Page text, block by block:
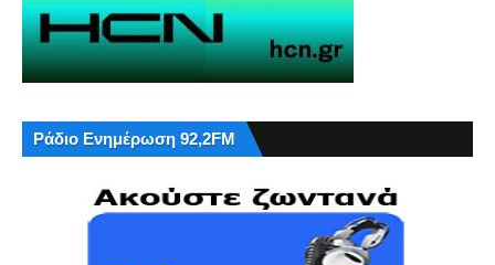
Ράδιο Ενημέρωση 92,2FM